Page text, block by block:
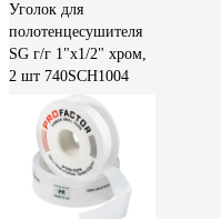
Уголок для
полотенцесушителя
SG г/г 1"х1/2" хром,
2 шт 740SCH1004